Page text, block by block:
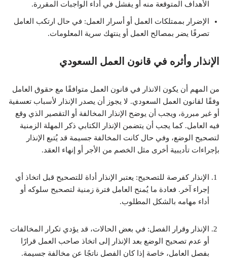
الأهداف المتوقعة منه أو يفشل في أداء الواجبات المقررة.
الإضرار بممتلكات العمل أو أسرار العمل: في حال ارتكب العامل
تصرفًا يضر بمصالح العمل أو ينتهك سرية المعلومات.
الإنذار وأثره في قانون العمل السعودي
من المهم أن يكون الانذار في قانون العمل متوافقًا مع حقوق العامل
وفقًا لقانون العمل السعودي. لا يجوز أن يصدر الإنذار لأسباب تعسفية
أو غير مبررة، ويجب أن يوضح الإنذار المخالفة أو التقصير الذي وقع
فيه العامل. كما يجب أن يتضمن الإنذار الكتابي ذكر المهلة الزمنية
لتصحيح الوضع، وفي حال كانت المخالفة جسيمة قد يُتبع الإنذار
بإجراءات تأديبية أخرى مثل الخصم من الأجر أو إنهاء العقد.
الإنذار كفرصة للتصحيح: يعتبر الإنذار أداة للتصحيح قبل اتخاذ أي
إجراء آخر. فعادة ما يُمنح العامل فترة زمنية لتصحيح سلوكه أو
أداء مهامه بالشكل المطلوب.
الإنذار وقرار الفصل: في بعض الحالات، قد يؤدي تكرار المخالفات
أو عدم تصحيح الوضع بعد الإنذار إلى اتخاذ صاحب العمل قرارًا
بفصل العامل، خاصة إذا كان الفصل ناتجًا عن مخالفة جسيمة.